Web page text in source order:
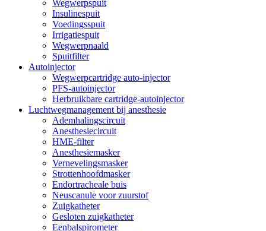
Wegwerpspuit
Insulinespuit
Voedingsspuit
Irrigatiespuit
Wegwerpnaald
Spuitfilter
Autoinjector
Wegwerpcartridge auto-injector
PFS-autoinjector
Herbruikbare cartridge-autoinjector
Luchtwegmanagement bij anesthesie
Ademhalingscircuit
Anesthesiecircuit
HME-filter
Anesthesiemasker
Vernevelingsmasker
Strottenhoofdmasker
Endortracheale buis
Neuscanule voor zuurstof
Zuigkatheter
Gesloten zuigkatheter
Eenbalspirometer